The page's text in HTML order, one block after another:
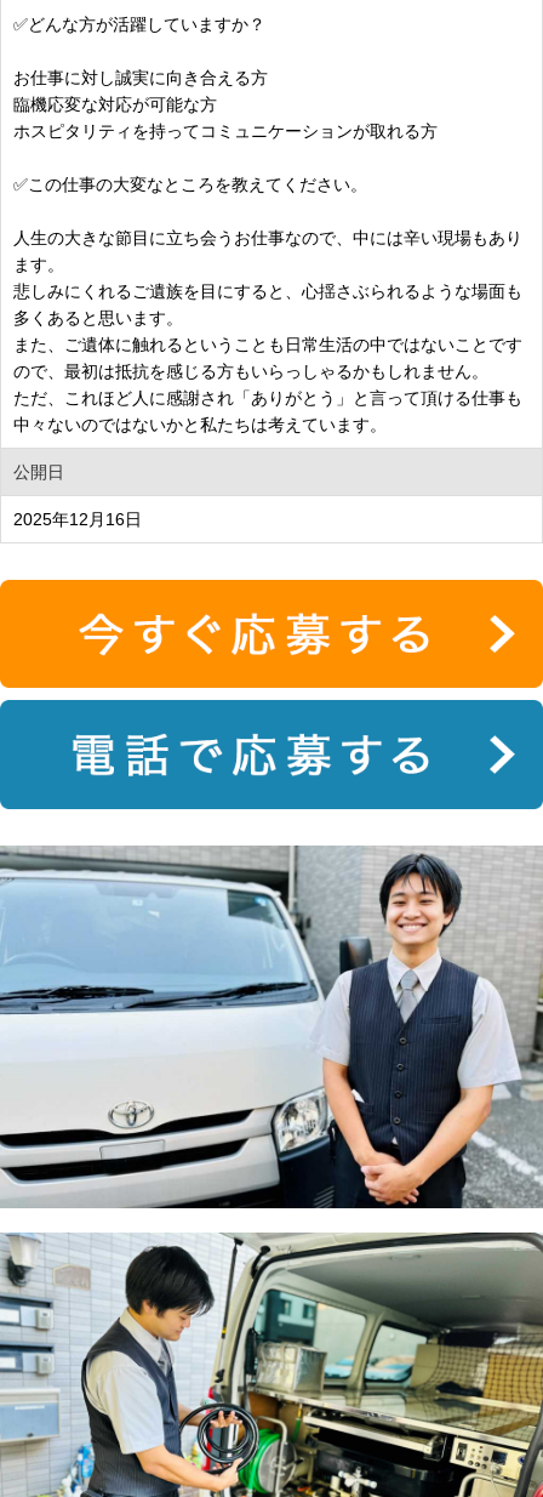
✅どんな方が活躍していますか？
お仕事に対し誠実に向き合える方
臨機応変な対応が可能な方
ホスピタリティを持ってコミュニケーションが取れる方
✅この仕事の大変なところを教えてください。
人生の大きな節目に立ち会うお仕事なので、中には辛い現場もあり
ます。
悲しみにくれるご遺族を目にすると、心揺さぶられるような場面も
多くあると思います。
また、ご遺体に触れるということも日常生活の中ではないことです
ので、最初は抵抗を感じる方もいらっしゃるかもしれません。
ただ、これほど人に感謝され「ありがとう」と言って頂ける仕事も
中々ないのではないかと私たちは考えています。
公開日
2025年12月16日